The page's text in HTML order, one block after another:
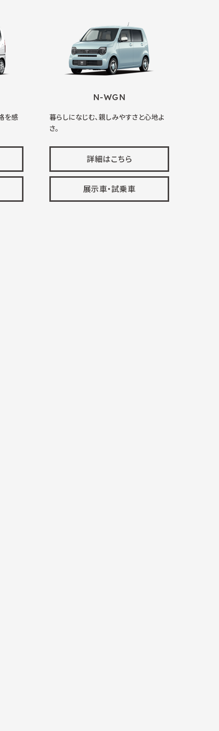
を感
N-WGN
暮らしになじむ、親しみやすさと心地よ
さ。
詳細はこちら
展示車・試乗車